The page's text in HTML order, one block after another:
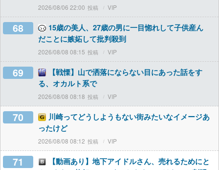
2026/08/06 22:00 VIP
68
15歳の美人、27歳の男に一目惚れして子供産ん
だことに嫉妬して批判殺到
2026/08/08 08:15 VIP
69
【戦慄】山で洒落にならない目にあった話をす
る、オカルト系で
2026/08/08 08:18 VIP
70
川崎ってどうしようもない街みたいなイメージあ
ったけど
2026/08/08 08:12 VIP
71
【動画あり】地下アイドルさん、売れるためにと